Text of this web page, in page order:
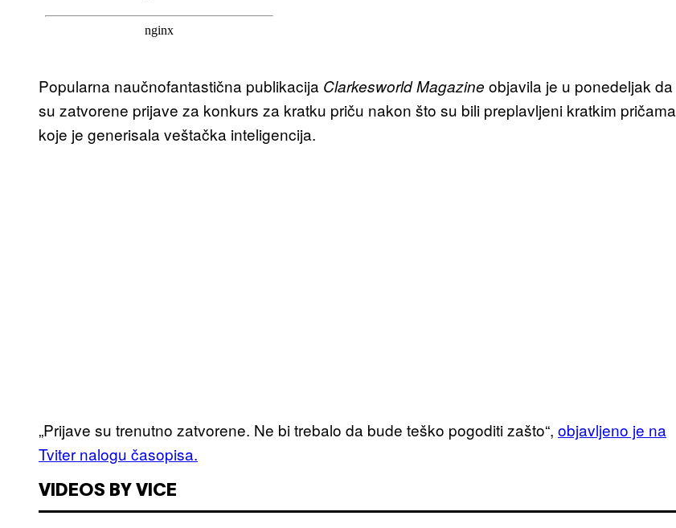
Popularna naučnofantastična publikacija ClarkesworldMagazine objavila je u ponedeljak da
su zatvorene prijave za konkurs za kratku priču nakon što su bili preplavljeni kratkim pričama
koje je generisala veštačka inteligencija.
„Prijave su trenutno zatvorene. Ne bi trebalo da bude teško pogoditi zašto“, objavljeno je na
Tviter nalogu časopisa.
VIDEOS BY VICE